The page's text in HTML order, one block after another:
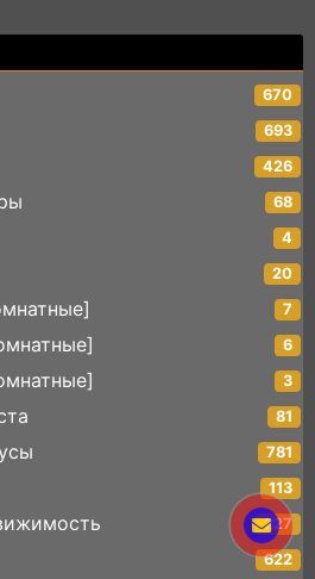
670
693
426
68
4
20
7
6
3
81
781
113
227
622